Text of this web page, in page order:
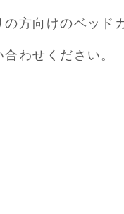
方向けのベッド
わせください。